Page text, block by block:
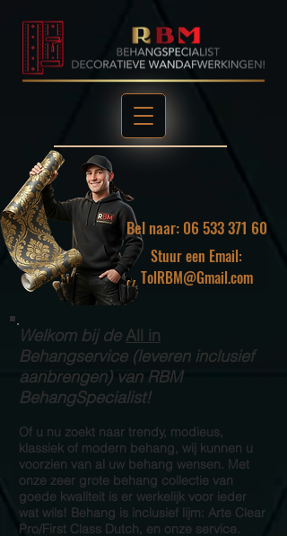
Stuur een Email:
TolRBM@Gmail.com
Bel naar: 06 533 371 60
Welkom bij deAll in
Behangservice (leveren inclusief
aanbrengen) van RBM
BehangSpecialist!
Of u nu zoekt naar trendy, modieus,
klassiek of modern behang, wij kunnen u
voorzien van al uw behang wensen. Met
onze zeer grote behang collectie van
goede kwaliteit is er werkelijk voor ieder
wat wils! Behang is inclusief lijm: Arte Clear
Pro/First Class Dutch, en onze service.